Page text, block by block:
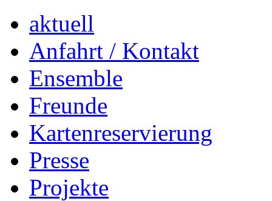
aktuell
Anfahrt / Kontakt
Ensemble
Freunde
Kartenreservierung
Presse
Projekte